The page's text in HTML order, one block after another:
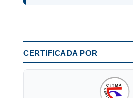
CERTIFICADA POR